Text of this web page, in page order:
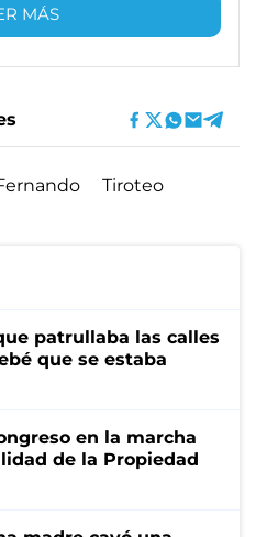
MÁS
Tiroteo
patrullaba las calles
que se estaba
en la marcha
de la Propiedad